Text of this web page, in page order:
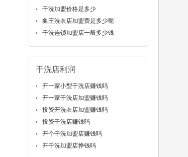
干洗加盟价格是多少
象王洗衣店加盟费是多少呢
干洗连锁加盟店一般多少钱
干洗店利润
开一家小型干洗店赚钱吗
开一家干洗店加盟赚钱吗
投资开洗衣店加盟赚钱吗
投资干洗店赚钱吗
开个干洗加盟店赚钱吗
开干洗加盟店挣钱吗